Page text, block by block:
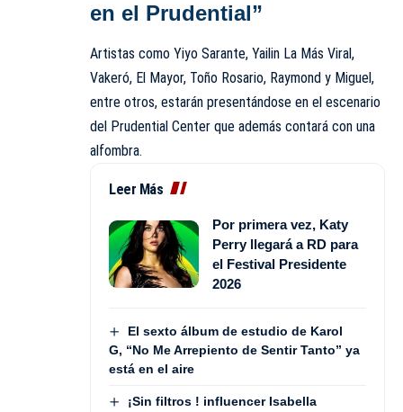
en el Prudential”
Artistas como Yiyo Sarante, Yailin La Más Viral,
Vakeró, El Mayor, Toño Rosario, Raymond y Miguel,
entre otros, estarán presentándose en el escenario
del Prudential Center que además contará con una
alfombra.
Leer Más
Por primera vez, Katy
Perry llegará a RD para
el Festival Presidente
2026
El sexto álbum de estudio de Karol
G, “No Me Arrepiento de Sentir Tanto” ya
está en el aire
¡Sin filtros ! influencer Isabella